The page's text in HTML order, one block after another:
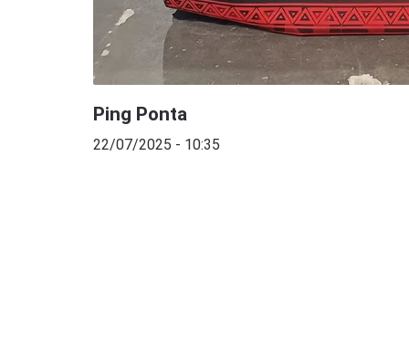
Ping Ponta
22/07/2025 - 10:35